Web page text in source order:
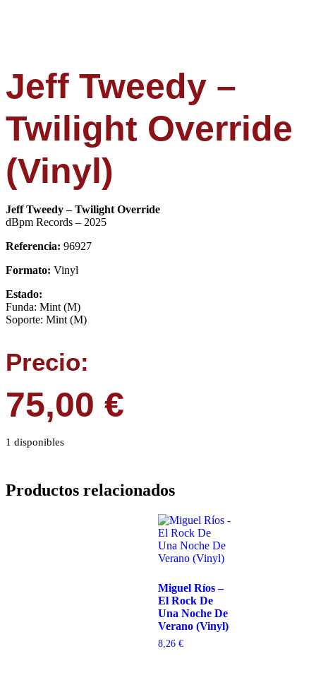
Jeff Tweedy –
Twilight Override
(Vinyl)
Jeff Tweedy – Twilight Override
dBpm Records – 2025
Referencia: 96927
Formato: Vinyl
Estado:
Funda: Mint (M)
Soporte: Mint (M)
Precio:
75,00 €
1 disponibles
Productos relacionados
Miguel Ríos –
El Rock De
Una Noche De
Verano (Vinyl)
8,26 €